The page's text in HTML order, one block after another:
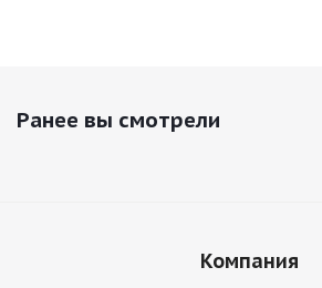
Ранее вы смотрели
Компания